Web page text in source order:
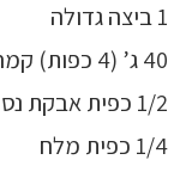
1 ביצה גדולה
40 ג’ (4 כפות) קמח לבן
1/2 כפית אבקת נס קפה (לא חובה)
1/4 כפית מלח